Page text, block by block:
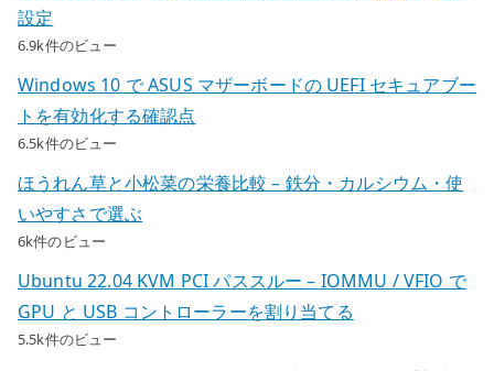
設定
6.9k件のビュー
Windows 10 で ASUS マザーボードの UEFI セキュアブー
トを有効化する確認点
6.5k件のビュー
ほうれん草と小松菜の栄養比較 – 鉄分・カルシウム・使
いやすさで選ぶ
6k件のビュー
Ubuntu 22.04 KVM PCI パススルー – IOMMU / VFIO で
GPU と USB コントローラーを割り当てる
5.5k件のビュー